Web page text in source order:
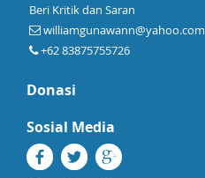
Beri Kritik dan Saran
williamgunawann@yahoo.com
+62 83875755726
Donasi
Sosial Media